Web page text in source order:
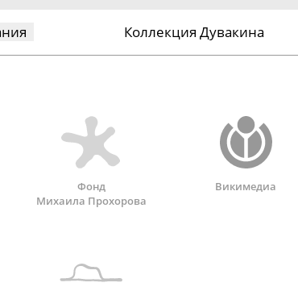
Коллекция Дувакина
Фонд
Михаила Прохорова
Викимедиа